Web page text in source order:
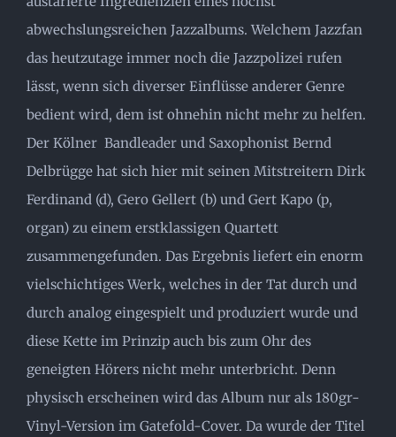
abwechslungsreichen Jazzalbums. Welchem Jazzfan
das heutzutage immer noch die Jazzpolizei rufen
lässt, wenn sich diverser Einflüsse anderer Genre
bedient wird, dem ist ohnehin nicht mehr zu helfen.
Der Kölner Bandleader und Saxophonist Bernd
Delbrügge hat sich hier mit seinen Mitstreitern Dirk
Ferdinand (d), Gero Gellert (b) und Gert Kapo (p,
organ) zu einem erstklassigen Quartett
zusammengefunden. Das Ergebnis liefert ein enorm
vielschichtiges Werk, welches in der Tat durch und
durch analog eingespielt und produziert wurde und
diese Kette im Prinzip auch bis zum Ohr des
geneigten Hörers nicht mehr unterbricht. Denn
physisch erscheinen wird das Album nur als 180gr-
Vinyl-Version im Gatefold-Cover. Da wurde der Titel